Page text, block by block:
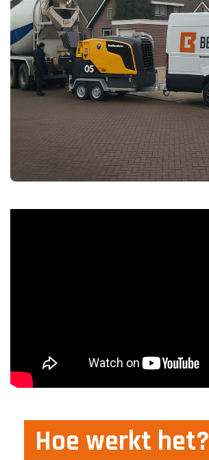
Hoe werkt het?